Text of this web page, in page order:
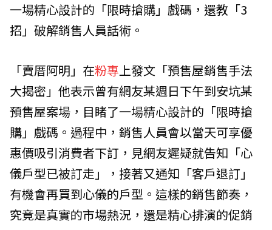
一場精心設計的「限時搶購」戲碼，還教「3
招」破解銷售人員話術。
「賣厝阿明」在粉專上發文「預售屋銷售手法
大揭密」他表示曾有網友某週日下午到安坑某
預售屋案場，目睹了一場精心設計的「限時搶
購」戲碼。過程中，銷售人員會以當天可享優
惠價吸引消費者下訂，見網友遲疑就告知「心
儀戶型已被訂走」，接著又通知「客戶退訂」
有機會再買到心儀的戶型。這樣的銷售節奏，
究竟是真實的市場熱況，還是精心排演的促銷